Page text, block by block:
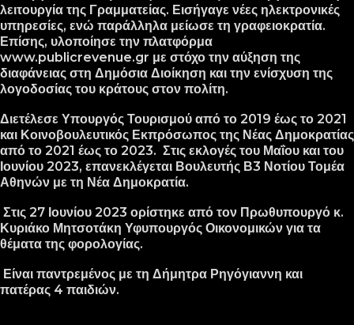
λειτουργία της Γραμματείας. Εισήγαγε νέες ηλεκτρονικές
υπηρεσίες, ενώ παράλληλα μείωσε τη γραφειοκρατία.
Επίσης, υλοποίησε την πλατφόρμα
www.publicrevenue.gr με στόχο την αύξηση της
διαφάνειας στη Δημόσια Διοίκηση και την ενίσχυση της
λογοδοσίας του κράτους στον πολίτη.
Διετέλεσε Υπουργός Τουρισμού από το 2019 έως το 2021
και Κοινοβουλευτικός Εκπρόσωπος της Νέας Δημοκρατίας
από το 2021 έως το 2023. Στις εκλογές του Μαΐου και του
Ιουνίου 2023, επανεκλέγεται Βουλευτής Β3 Νοτίου Τομέα
Αθηνών με τη Νέα Δημοκρατία.
Στις 27 Ιουνίου 2023 ορίστηκε από τον Πρωθυπουργό κ.
Κυριάκο Μητσοτάκη Υφυπουργός Οικονομικών για τα
θέματα της φορολογίας.
Είναι παντρεμένος με τη Δήμητρα Ρηγόγιαννη και
πατέρας 4 παιδιών.